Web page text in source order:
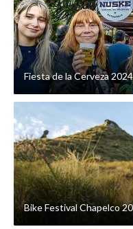
Fiesta de la Cerveza
Bike Festival Chapelco